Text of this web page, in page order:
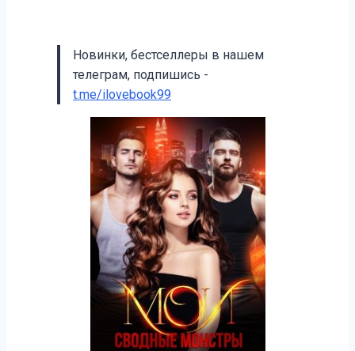
Новинки, бестселлеры в нашем
телеграм, подпишись -
t.me/ilovebook99